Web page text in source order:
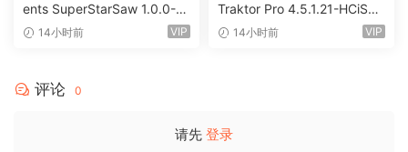
ents SuperStarSaw 1.0.0-H
CiSO [MacOSX]（182.43M
14小时前 VIP
Traktor Pro 4.5.1.21-HCiSO
[MacOSX]（402.83MB）
14小时前 VIP
评论 0
请先 登录